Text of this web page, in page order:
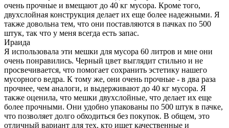
очень прочные и вмещают до 40 кг мусора. Кроме того,
двухслойная конструкция делает их еще более надежными. Я
также довольна тем, что они поставляются в пачках по 500
штук, так что у меня всегда есть запас.
Ираида
Я использовала эти мешки для мусора 60 литров и мне они
очень понравились. Черный цвет выглядит стильно и не
просвечивается, что помогает сохранить эстетику нашего
мусорного ведра. К тому же, они очень прочные - в два раза
прочнее, чем аналоги, и выдерживают до 40 кг мусора. Я
также оценила, что мешки двухслойные, что делает их еще
более прочными. Они удобно упакованы по 500 штук в пачке,
что позволяет долго обходиться без покупок. В общем, это
отличный вариант для тех, кто ищет качественные и